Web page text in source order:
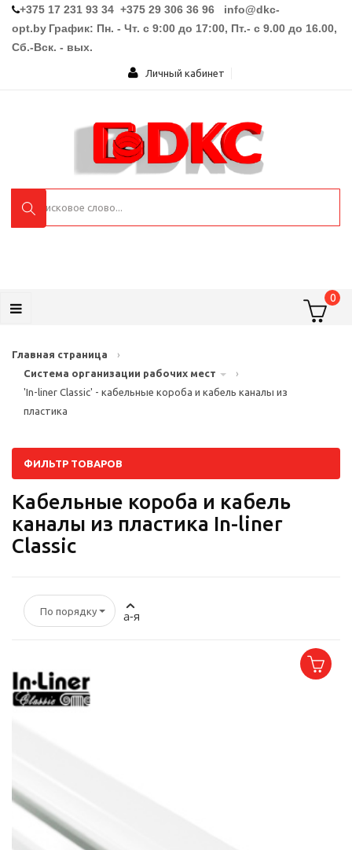
+375 17 231 93 34 +375 29 306 36 96 info@dkc-
opt.by График: Пн. - Чт. с 9:00 до 17:00, Пт.- с 9.00 до 16.00,
Сб.-Вск. - вых.
Личный кабинет
0
Главная страница
›
Система организации рабочих мест
›
'In-liner Classic' - кабельные короба и кабель каналы из
пластика
ФИЛЬТР ТОВАРОВ
Кабельные короба и кабель
каналы из пластика In-liner
Classic
По порядку а-я